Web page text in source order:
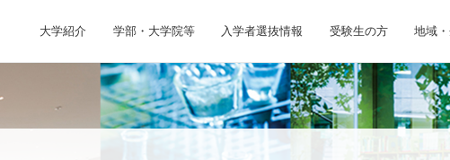
大学紹介 学部・大学院等 入学者選抜情報 受験生の方 地域